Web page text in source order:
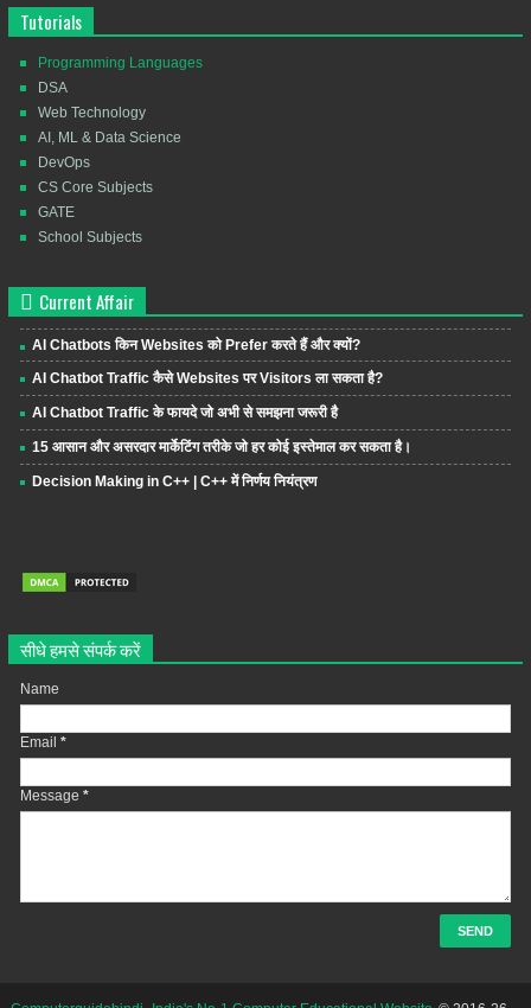
Tutorials
Programming Languages
DSA
Web Technology
AI, ML & Data Science
DevOps
CS Core Subjects
GATE
School Subjects
Current Affair
AI Chatbots किन Websites को Prefer करते हैं और क्यों?
AI Chatbot Traffic कैसे Websites पर Visitors ला सकता है?
AI Chatbot Traffic के फायदे जो अभी से समझना जरूरी है
15 आसान और असरदार मार्केटिंग तरीके जो हर कोई इस्तेमाल कर सकता है।
Decision Making in C++ | C++ में निर्णय नियंत्रण
सीधे हमसे संपर्क करें
Name
Email *
Message *